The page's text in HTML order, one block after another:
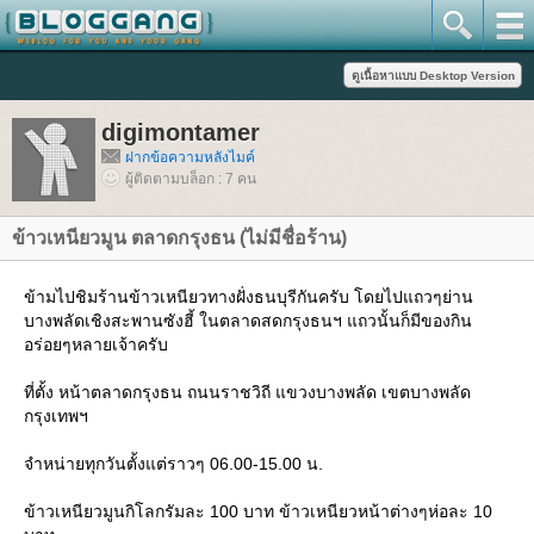
digimontamer
ฝากข้อความหลังไมค์
ผู้ติดตามบล็อก : 7 คน
ข้าวเหนียวมูน ตลาดกรุงธน (ไม่มีชื่อร้าน)
ข้ามไปชิมร้านข้าวเหนียวทางฝั่งธนบุรีกันครับ โดยไปแถวๆย่าน
บางพลัดเชิงสะพานซังฮี้ ในตลาดสดกรุงธนฯ แถวนั้นก็มีของกิน
อร่อยๆหลายเจ้าครับ
ที่ตั้ง หน้าตลาดกรุงธน ถนนราชวิถี แขวงบางพลัด เขตบางพลัด
กรุงเทพฯ
จำหน่ายทุกวันตั้งแต่ราวๆ 06.00-15.00 น.
ข้าวเหนียวมูนกิโลกรัมละ 100 บาท ข้าวเหนียวหน้าต่างๆห่อละ 10